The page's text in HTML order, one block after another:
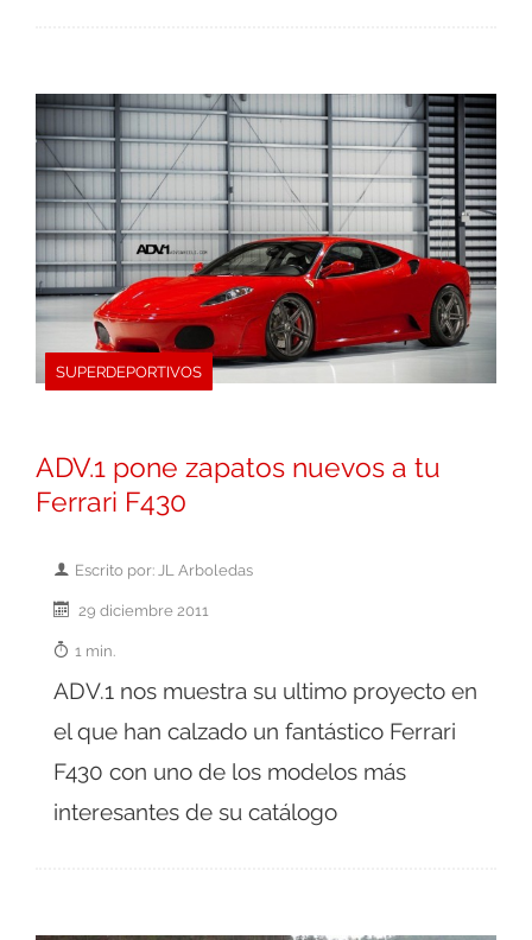
SUPERDEPORTIVOS
ADV.1 pone zapatos nuevos a tu
Ferrari F430
Escrito por: JL Arboledas
29 diciembre 2011
1 min.
ADV.1 nos muestra su ultimo proyecto en
el que han calzado un fantástico Ferrari
F430 con uno de los modelos más
interesantes de su catálogo